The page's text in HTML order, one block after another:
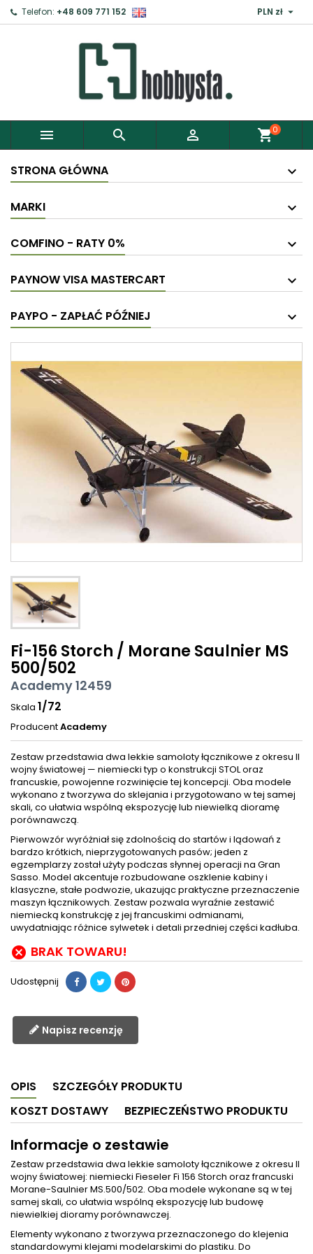
Telefon: +48 609 771 152 PLN zł 
   shopping_cart0
STRONA GŁÓWNA
MARKI
COMFINO - RATY 0%
PAYNOW VISA MASTERCART
PAYPO - ZAPŁAĆ PÓŹNIEJ
Fi-156 Storch / Morane Saulnier MS
500/502
Academy 12459
Skala 1/72
ProducentAcademy
Zestaw przedstawia dwa lekkie samoloty łącznikowe z okresu II
wojny światowej — niemiecki typ o konstrukcji STOL oraz
francuskie, powojenne rozwinięcie tej koncepcji. Oba modele
wykonano z tworzywa do sklejania i przygotowano w tej samej
skali, co ułatwia wspólną ekspozycję lub niewielką dioramę
porównawczą.
Pierwowzór wyróżniał się zdolnością do startów i lądowań z
bardzo krótkich, nieprzygotowanych pasów; jeden z
egzemplarzy został użyty podczas słynnej operacji na Gran
Sasso. Model akcentuje rozbudowane oszklenie kabiny i
klasyczne, stałe podwozie, ukazując praktyczne przeznaczenie
maszyn łącznikowych. Zestaw pozwala wyraźnie zestawić
niemiecką konstrukcję z jej francuskimi odmianami,
uwydatniając różnice sylwetek i detali przedniej części kadłuba.
 BRAK TOWARU!
Udostępnij
Napisz recenzję
OPIS
SZCZEGÓŁY PRODUKTU
KOSZT DOSTAWY
BEZPIECZEŃSTWO PRODUKTU
Informacje o zestawie
Zestaw przedstawia dwa lekkie samoloty łącznikowe z okresu II
wojny światowej: niemiecki Fieseler Fi 156 Storch oraz francuski
Morane-Saulnier MS.500/502. Oba modele wykonane są w tej
samej skali, co ułatwia wspólną ekspozycję lub budowę
niewielkiej dioramy porównawczej.
Elementy wykonano z tworzywa przeznaczonego do klejenia
standardowymi klejami modelarskimi do plastiku. Do